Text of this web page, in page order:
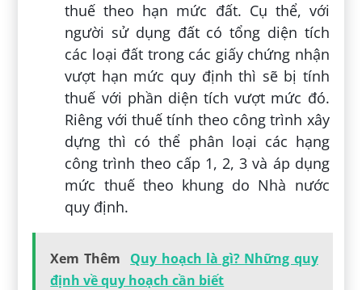
thuế theo hạn mức đất. Cụ thể, với
người sử dụng đất có tổng diện tích
các loại đất trong các giấy chứng nhận
vượt hạn mức quy định thì sẽ bị tính
thuế với phần diện tích vượt mức đó.
Riêng với thuế tính theo công trình xây
dựng thì có thể phân loại các hạng
công trình theo cấp 1, 2, 3 và áp dụng
mức thuế theo khung do Nhà nước
quy định.
Xem Thêm
Quy hoạch là gì? Những quy
định về quy hoạch cần biết